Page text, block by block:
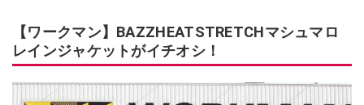
【ワークマン】BAZZHEATSTRETCHマシュマロ
レインジャケットがイチオシ！